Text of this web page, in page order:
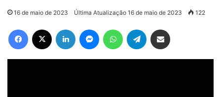
16 de maio de 2023 Última Atualização 16 de maio de 2023 122